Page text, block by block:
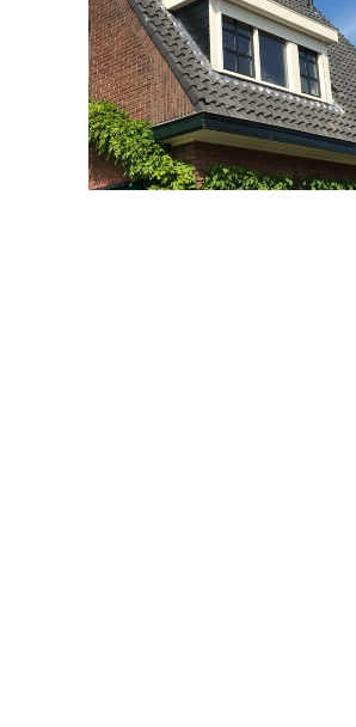
Kozijnen divers